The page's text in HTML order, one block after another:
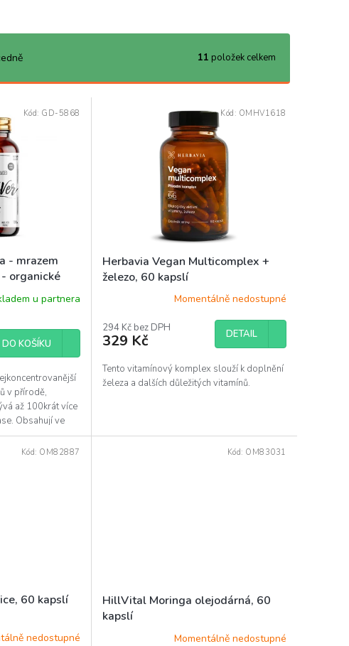
11 položek celkem
- mrazem
organické
180 ks
u partnera
DO KOŠÍKU
v přírodě,
až 100krát více
Obsahují ve
Kód: GD-5868
Herbavia Vegan Multicomplex +
železo, 60 kapslí
Momentálně nedostupné
294 Kč bez DPH
329 Kč DETAIL
Tento vitamínový komplex slouží k doplnění
železa a dalších důležitých vitamínů.
Kód: OMHV1618
60 kapslí
nedostupné
Kód: OM82887
HillVital Moringa olejodárná, 60
kapslí
Momentálně nedostupné
Kód: OM83031